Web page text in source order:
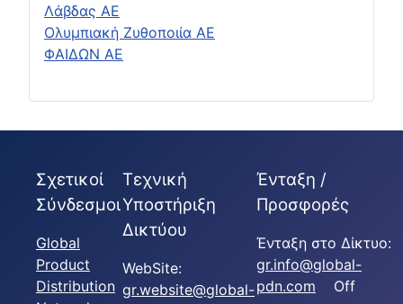
Λάβδας ΑΕ
Ολυμπιακή Ζυθοποιία ΑΕ
ΦΑΙΔΩΝ ΑΕ
Σχετικοί
Σύνδεσμοι
Global
Product
Distribution
Τεχνική
Υποστήριξη
Δικτύου
WebSite:
gr.website@global-
Ένταξη /
Προσφορές
Ένταξη στο Δίκτυο:
gr.info@global-
pdn.com Off